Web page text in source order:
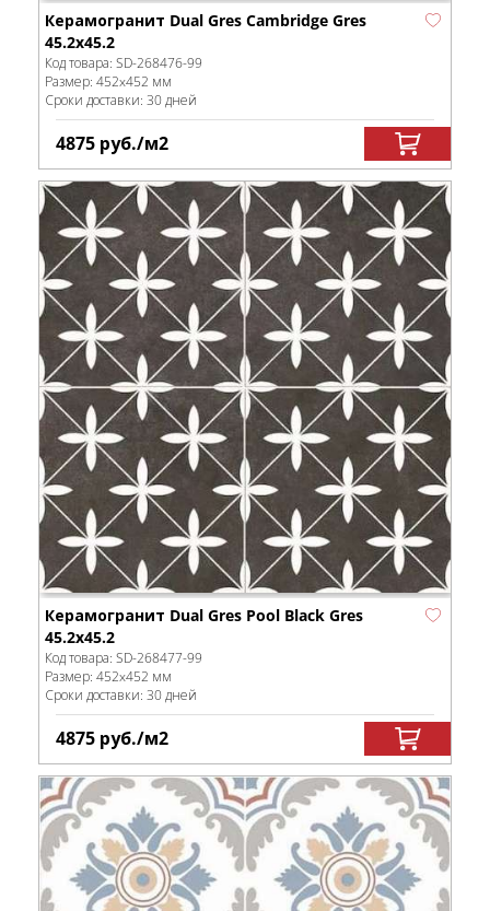
Керамогранит Dual Gres Cambridge Gres
45.2x45.2
Код товара: SD-268476-99
Размер: 452x452 мм
Сроки доставки: 30 дней
4875 руб./м2
Керамогранит Dual Gres Pool Black Gres
45.2x45.2
Код товара: SD-268477-99
Размер: 452x452 мм
Сроки доставки: 30 дней
4875 руб./м2